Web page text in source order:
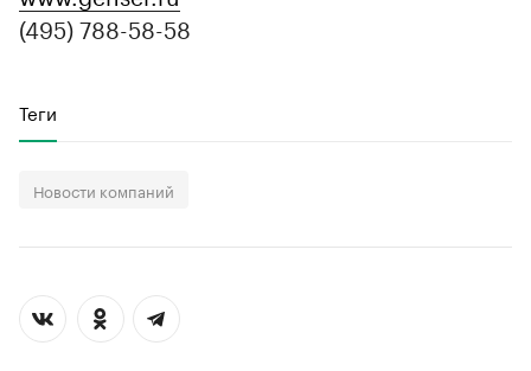
(495) 788-58-58
Теги
Новости компаний